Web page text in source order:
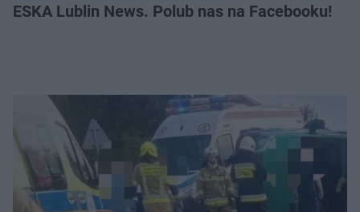
ESKA Lublin News. Polub nas na Facebooku!